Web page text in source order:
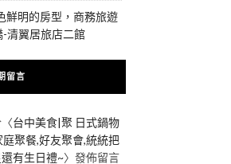
鮮明的房型，商務旅遊
清翼居旅店二館
留言
台中美食|聚 日式鍋物
聚餐,好友聚會,統統把
有生日禮~〉發佈留言